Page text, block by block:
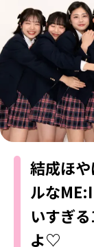
ファッショ
モデル私服
着回し
着痩せ
BEAUTY
ビューティ
トレンドメ
ベストコスメ
ヘアアレン
スキンケア
ボディケア
SCHOOL
スクールニ
制服コーデ
学校ヘアメ
勉強・受験
エンタメニ
なにわ男子
K-POP
ライフスタ
JKランキン
モデルの購
おでかけ
お悩み相談
JK TREND
MODELS
TikTok
結成ほ
ルな
いすぎ
よ♡